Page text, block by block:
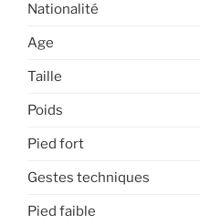
Nationalité
Age
Taille
Poids
Pied fort
Gestes techniques
Pied faible